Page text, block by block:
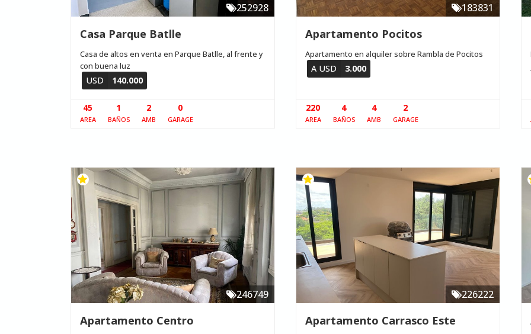
252928
Casa Parque Batlle
Casa de altos en venta en Parque Batlle, al frente y
con buena luz
USD 140.000
45
AREA
1
BAÑOS
2
AMB
0
GARAGE
183831
Apartamento Pocitos
Apartamento en alquiler sobre Rambla de Pocitos
A USD 3.000
220
AREA
4
BAÑOS
4
AMB
2
GARAGE
246749
Apartamento Centro
226222
Apartamento Carrasco Este